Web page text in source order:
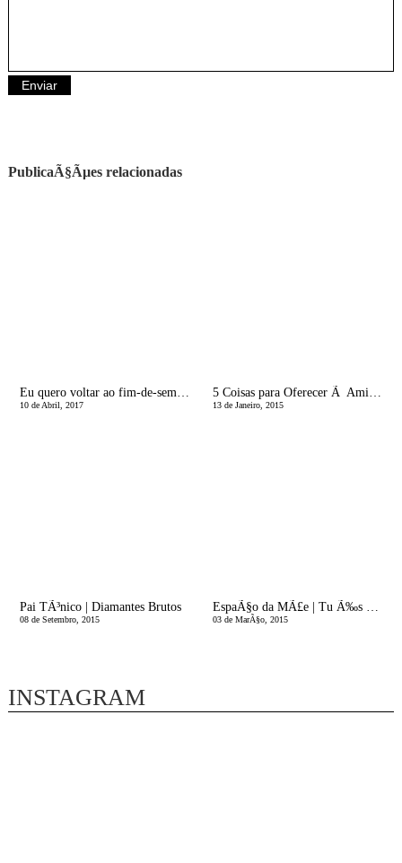
PublicaÃ§Ãµes relacionadas
Eu quero voltar ao fim-de-semana
10 de Abril, 2017
5 Coisas para Oferecer Ã Amiga que Acabou de ser MÃ£e
13 de Janeiro, 2015
Pai TÃ³nico | Diamantes Brutos
08 de Setembro, 2015
EspaÃ§o da MÃ£e | Tu Ã‰s Suficiente!
03 de MarÃ§o, 2015
INSTAGRAM